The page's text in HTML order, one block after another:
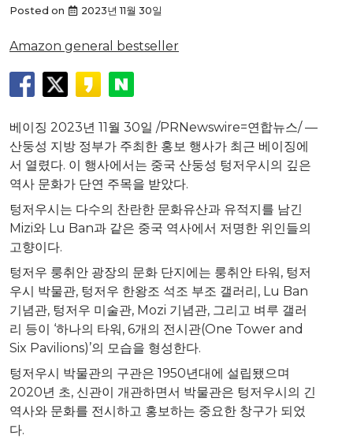
Posted on 2023년 11월 30일
Amazon general bestseller
베이징 2023년 11월 30일 /PRNewswire=연합뉴스/ —
산둥성 지방 정부가 주최한 홍보 행사가 최근 베이징에
서 열렸다. 이 행사에서는 중국 산둥성 텅저우시의 깊은
역사 문화가 단연 주목을 받았다.
텅저우시는 다수의 찬란한 문화유산과 유적지를 남긴
Mizi와 Lu Ban과 같은 중국 역사에서 저명한 위인들의
고향이다.
텅저우 룽취안 광장의 문화 단지에는 룽취안 타워, 텅저
우시 박물관, 텅저우 한왕조 석조 부조 갤러리, Lu Ban
기념관, 텅저우 미술관, Mozi 기념관, 그리고 벼루 갤러
리 등이 ‘하나의 타워, 6개의 전시관(One Tower and
Six Pavilions)’의 모습을 형성한다.
텅저우시 박물관의 구관은 1950년대에 설립됐으며
2020년 초, 신관이 개관하면서 박물관은 텅저우시의 긴
역사와 문화를 전시하고 홍보하는 중요한 창구가 되었
다.